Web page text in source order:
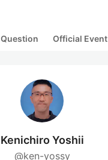
Question Official Event
Kenichiro Yoshii
@ken-yossy